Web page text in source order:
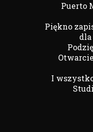
Puerto
Piękno
I